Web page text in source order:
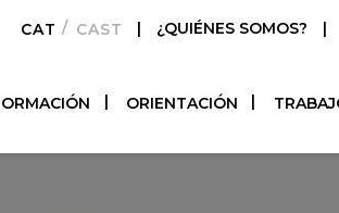
CATALÀCASTELLANO
| ¿QUIÉNES SOMOS? |
ORIENTACIÓN